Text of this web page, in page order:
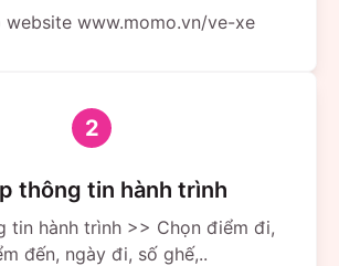
website www.momo.vn/ve-xe
2
thông tin hành trình
tin hành trình >> Chọn điểm đi,
đến, ngày đi, số ghế,..